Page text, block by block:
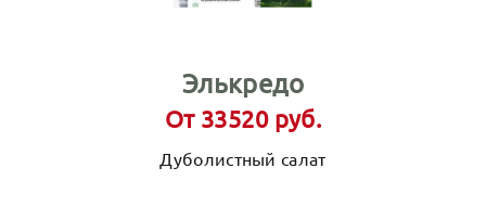
Элькредо
От 33520 руб.
Дуболистный салат